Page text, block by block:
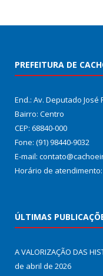
PREFEITURA DE
End.: Av. Deputado José
Bairro: Centro
CEP: 68840-000
Fone: (91) 98440-9032
E-mail:
Horário de atendimento:
ÚLTIMAS
A VALORIZAÇÃO DAS
de abril de 2026